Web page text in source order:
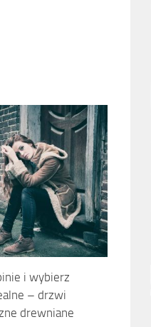
i wybierz
– drzwi
drewniane